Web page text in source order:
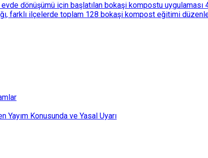
dönüşümü için başlatılan bokaşi kompostu
farklı ilçelerde toplam 128 bokaşi kompost eğitimi
Yayım Konusunda ve Yasal Uyarı